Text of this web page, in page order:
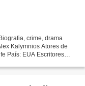
crime, drama
Kalymnios Atores de
País: EUA Escritores